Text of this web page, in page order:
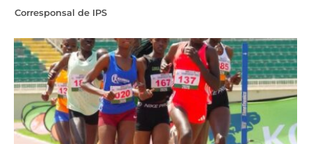
Corresponsal de IPS